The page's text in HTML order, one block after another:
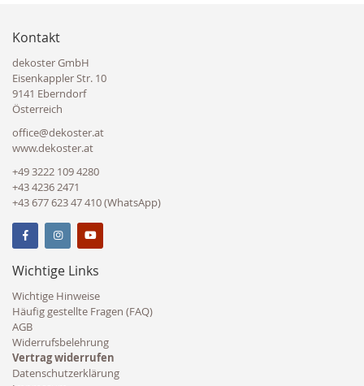
Kontakt
dekoster GmbH
Eisenkappler Str. 10
9141 Eberndorf
Österreich
office@dekoster.at
www.dekoster.at
+49 3222 109 4280
+43 4236 2471
+43 677 623 47 410 (WhatsApp)
Wichtige Links
Wichtige Hinweise
Häufig gestellte Fragen (FAQ)
AGB
Widerrufsbelehrung
Vertrag widerrufen
Datenschutzerklärung